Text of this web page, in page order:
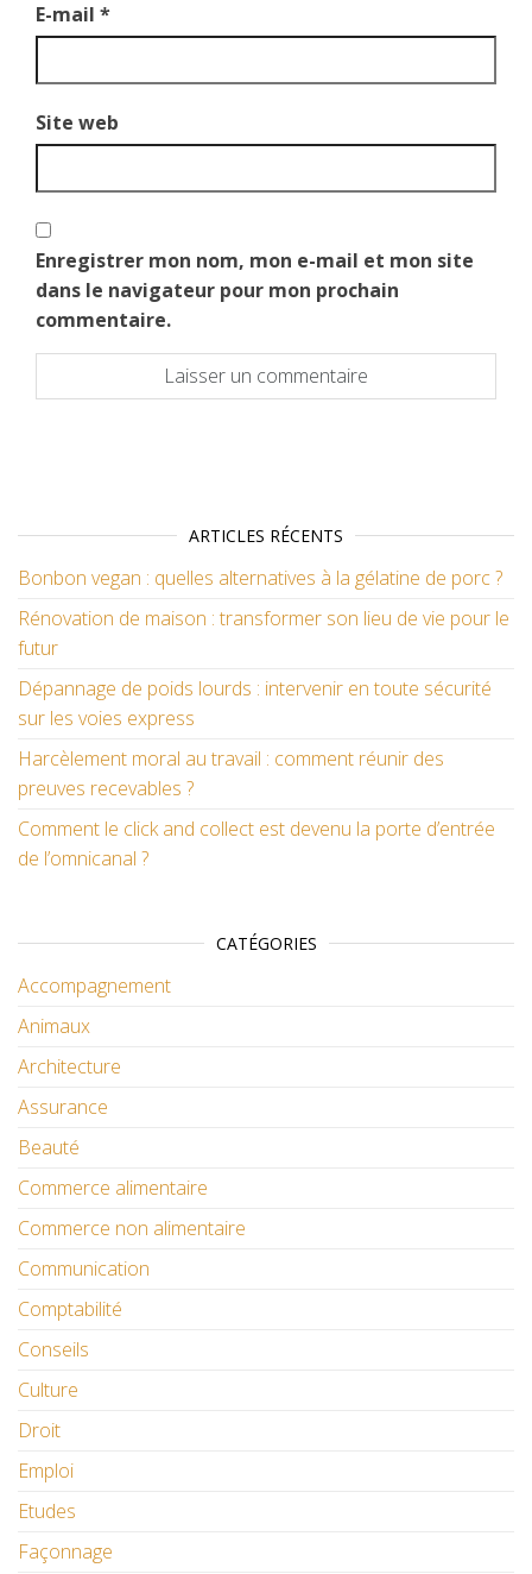
E-mail *
Site web
Enregistrer mon nom, mon e-mail et mon site
dans le navigateur pour mon prochain
commentaire.
ARTICLES RÉCENTS
Bonbon vegan : quelles alternatives à la gélatine de porc ?
Rénovation de maison : transformer son lieu de vie pour le
futur
Dépannage de poids lourds : intervenir en toute sécurité
sur les voies express
Harcèlement moral au travail : comment réunir des
preuves recevables ?
Comment le click and collect est devenu la porte d’entrée
de l’omnicanal ?
CATÉGORIES
Accompagnement
Animaux
Architecture
Assurance
Beauté
Commerce alimentaire
Commerce non alimentaire
Communication
Comptabilité
Conseils
Culture
Droit
Emploi
Etudes
Façonnage